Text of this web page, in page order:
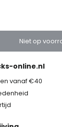
Niet op
online.nl
vanaf €40